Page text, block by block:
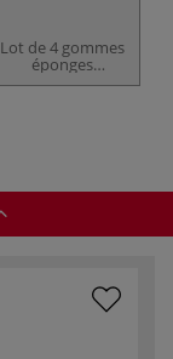
Lot de 4 gommes
éponges
magiques pour